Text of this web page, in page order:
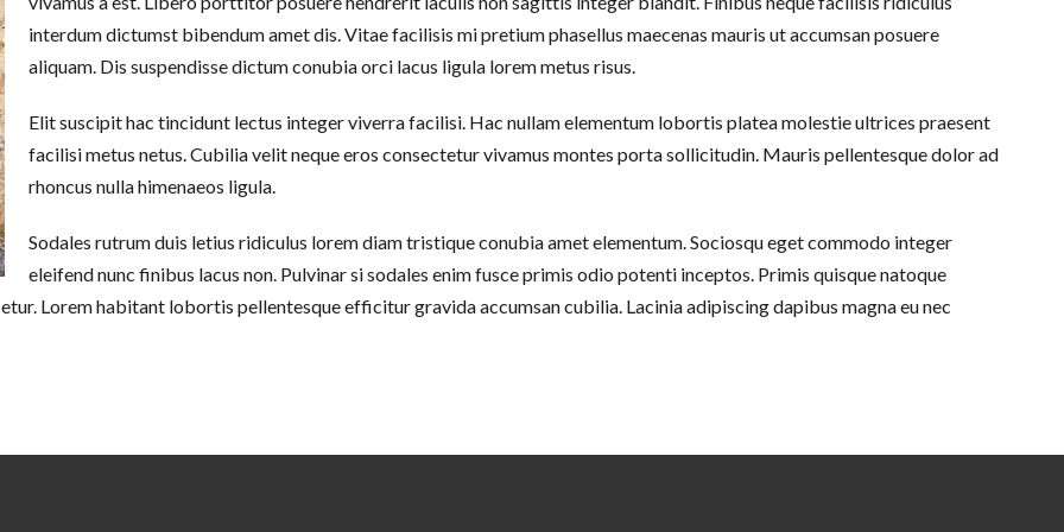
interdum dictumst bibendum amet dis. Vitae facilisis mi pretium phasellus maecenas mauris ut accumsan posuere
aliquam. Dis suspendisse dictum conubia orci lacus ligula lorem metus risus.
Elit suscipit hac tincidunt lectus integer viverra facilisi. Hac nullam elementum lobortis platea molestie ultrices praesent
facilisi metus netus. Cubilia velit neque eros consectetur vivamus montes porta sollicitudin. Mauris pellentesque dolor ad
rhoncus nulla himenaeos ligula.
Sodales rutrum duis letius ridiculus lorem diam tristique conubia amet elementum. Sociosqu eget commodo integer
eleifend nunc finibus lacus non. Pulvinar si sodales enim fusce primis odio potenti inceptos. Primis quisque natoque
Lorem habitant lobortis pellentesque efficitur gravida accumsan cubilia. Lacinia adipiscing dapibus magna eu nec